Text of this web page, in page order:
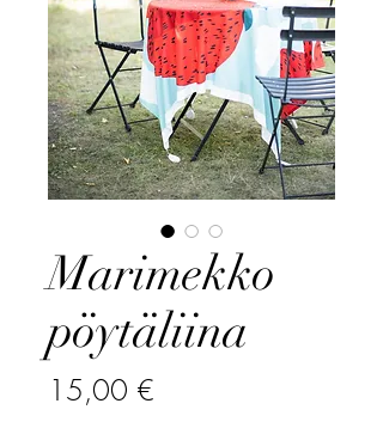
Marimekko
pöytäliina
15,00 €